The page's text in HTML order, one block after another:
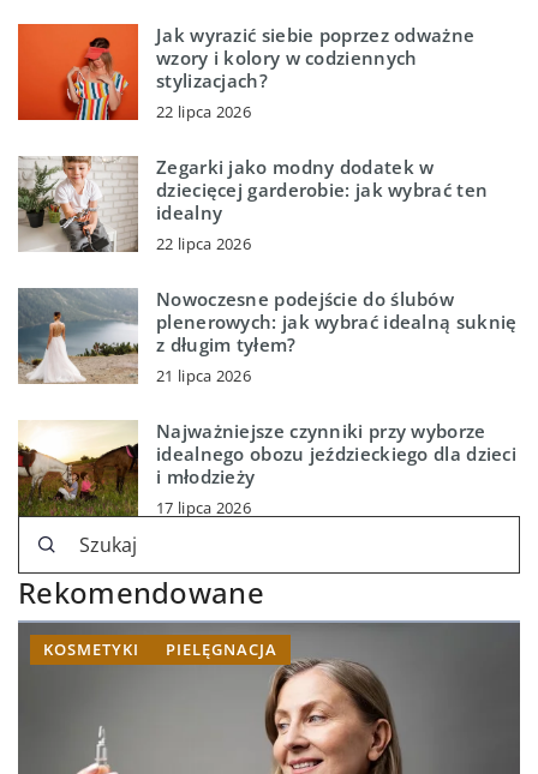
Jak wyrazić siebie poprzez odważne
wzory i kolory w codziennych
stylizacjach?
22 lipca 2026
Zegarki jako modny dodatek w
dziecięcej garderobie: jak wybrać ten
idealny
22 lipca 2026
Nowoczesne podejście do ślubów
plenerowych: jak wybrać idealną suknię
z długim tyłem?
21 lipca 2026
Najważniejsze czynniki przy wyborze
idealnego obozu jeździeckiego dla dzieci
i młodzieży
17 lipca 2026
Rekomendowane
KOSMETYKI PIELĘGNACJA